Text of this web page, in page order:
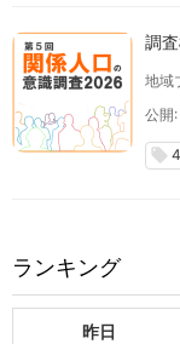
調
地域
公開
local_offer
ランキング
昨日